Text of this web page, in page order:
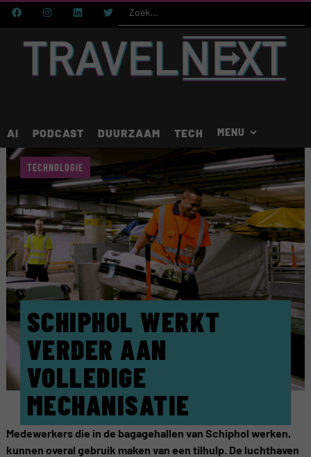
AI PODCAST DUURZAAM TECH
SCHIPHOL WERKT
VERDER AAN
VOLLEDIGE
MECHANISATIE
TECHNOLOGIE
Medewerkers die in de bagagehallen van Schiphol werken,
kunnen overal gebruik maken van een tilhulp. De luchthaven